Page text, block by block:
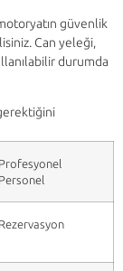
güvenlik
Can yeleği,
durumda
Profesyonel
Personel
Rezervasyon